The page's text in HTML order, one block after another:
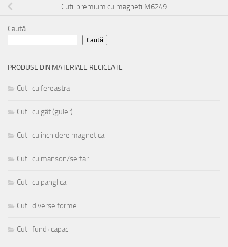
Cutii premium cu magneti M6249
Caută
Caută
PRODUSE DIN MATERIALE RECICLATE
Cutii cu fereastra
Cutii cu gât (guler)
Cutii cu inchidere magnetica
Cutii cu manson/sertar
Cutii cu panglica
Cutii diverse forme
Cutii fund+capac